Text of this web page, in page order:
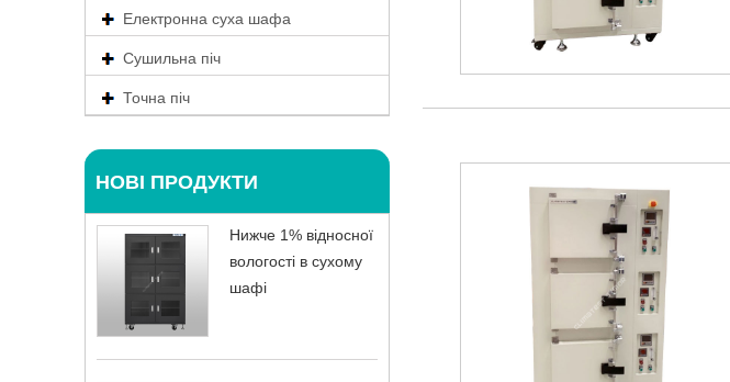
Електронна суха шафа
Сушильна піч
Точна піч
НОВІ ПРОДУКТИ
Нижче 1% відносної
вологості в сухому
шафі